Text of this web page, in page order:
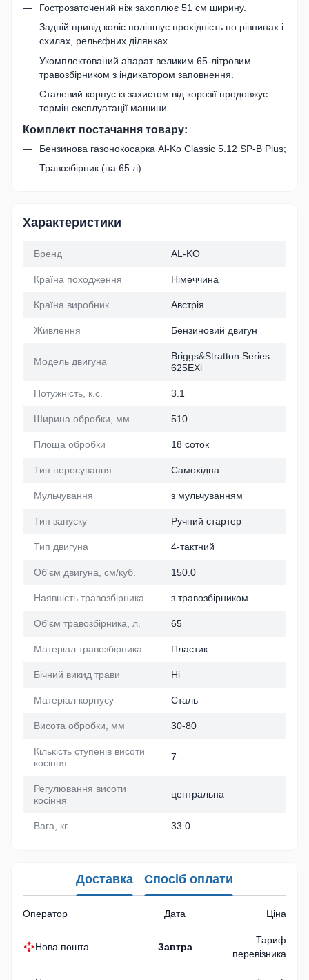
Гострозаточений ніж захоплює 51 см ширину.
Задній привід коліс поліпшує прохідність по рівнинах і
схилах, рельєфних ділянках.
Укомплектований апарат великим 65-літровим
травозбірником з індикатором заповнення.
Сталевий корпус із захистом від корозії продовжує
термін експлуатації машини.
Комплект постачання товару:
Бензинова газонокосарка Al-Ko Classic 5.12 SP-B Plus;
Травозбірник (на 65 л).
Характеристики
Бренд AL-KO
Країна походження Німеччина
Країна виробник Австрія
Живлення Бензиновий двигун
Модель двигуна
Briggs&Stratton Series
625EXi
Потужність, к.с. 3.1
Ширина обробки, мм. 510
Площа обробки 18 соток
Тип пересування Самохідна
Мульчування з мульчуванням
Тип запуску Ручний стартер
Тип двигуна 4-тактний
Об'єм двигуна, см/куб. 150.0
Наявність травозбірника з травозбірником
Об'єм травозбірника, л. 65
Матеріал травозбірника Пластик
Бічний викид трави Ні
Матеріал корпусу Сталь
Висота обробки, мм 30-80
Кількість ступенів висоти
косіння
7
Регулювання висоти
косіння
центральна
Вага, кг 33.0
Доставка Спосіб оплати
Оператор Дата Ціна
Нова пошта Завтра
Тариф
перевізника